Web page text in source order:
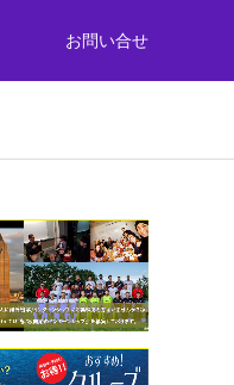
お問い合せ